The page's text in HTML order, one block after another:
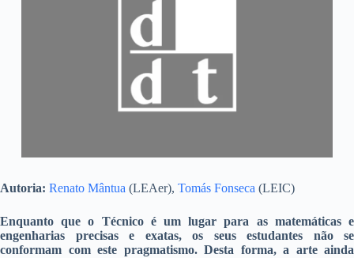
Autoria: Renato Mântua (LEAer), Tomás Fonseca (LEIC)
Enquanto que o Técnico é um lugar para as matemáticas e
engenharias precisas e exatas, os seus estudantes não se
conformam com este pragmatismo. Desta forma, a arte ainda